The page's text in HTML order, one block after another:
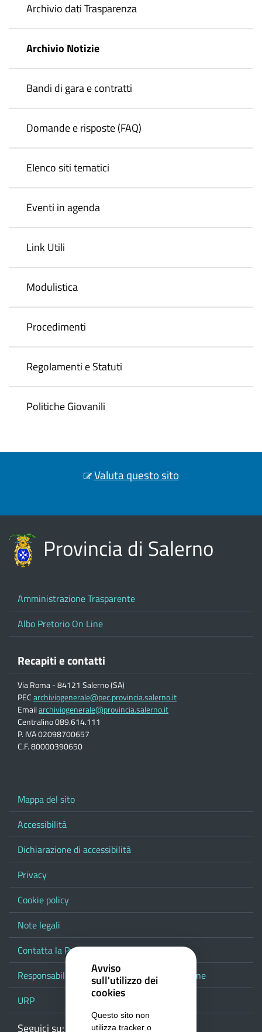
Archivio dati Trasparenza
Archivio Notizie
Bandi di gara e contratti
Domande e risposte (FAQ)
Elenco siti tematici
Eventi in agenda
Link Utili
Modulistica
Procedimenti
Regolamenti e Statuti
Politiche Giovanili
Valuta questo sito
Provincia di Salerno
Amministrazione Trasparente
Albo Pretorio On Line
Recapiti e contatti
Via Roma - 84121 Salerno (SA)
PECarchiviogenerale@pec.provincia.salerno.it
Emailarchiviogenerale@provincia.salerno.it
Centralino 089.614.111
P. IVA 02098700657
C.F. 80000390650
Mappa del sito
Accessibilità
Dichiarazione di accessibilità
Privacy
Cookie policy
Note legali
Contatta la Provincia
Responsabile del procedimento di pubblicazione
URP
Seguici su: WebmailFacebook
Youtube
Avviso
sull'utilizzo dei
cookies
Questo sito non
utilizza tracker o